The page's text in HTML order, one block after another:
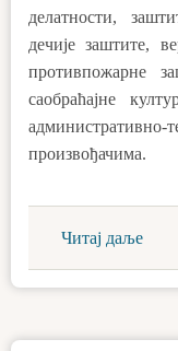
делатности,
дечије заштите,
противпожарне
саобраћајне
произвођачима.
Читај даље